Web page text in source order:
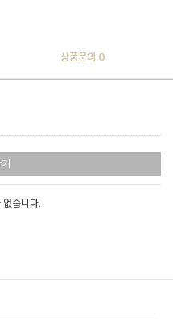
상품문의 0
없습니다.